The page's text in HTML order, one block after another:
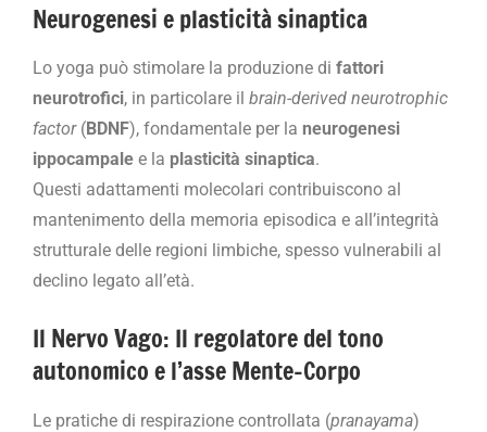
Neurogenesi e plasticità sinaptica
Lo yoga può stimolare la produzione di fattori
neurotrofici, in particolare il brain-derived neurotrophic
factor(BDNF), fondamentale per la neurogenesi
ippocampale e la plasticità sinaptica.
Questi adattamenti molecolari contribuiscono al
mantenimento della memoria episodica e all’integrità
strutturale delle regioni limbiche, spesso vulnerabili al
declino legato all’età.
Il Nervo Vago: Il regolatore del tono
autonomico e l’asse Mente-Corpo
Le pratiche di respirazione controllata (pranayama)